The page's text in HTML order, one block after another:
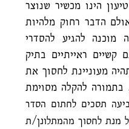
הינו מכשיר שנוצר
הדבר רחוק מלהיות
מוכנה להגיע להסדרי
קשיים ראייתיים בתיק
מעוניינת לחסוך את
בתמורה להקלה מסוימת
תסכים לחתום הסדר
מנת לחסוך מהמתלונן/ת